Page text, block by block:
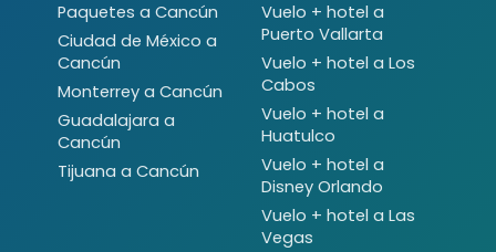
Paquetes a Cancún
Ciudad de México a
Cancún
Monterrey a Cancún
Guadalajara a
Cancún
Tijuana a Cancún
Vuelo + hotel a
Puerto Vallarta
Vuelo + hotel a Los
Cabos
Vuelo + hotel a
Huatulco
Vuelo + hotel a
Disney Orlando
Vuelo + hotel a Las
Vegas